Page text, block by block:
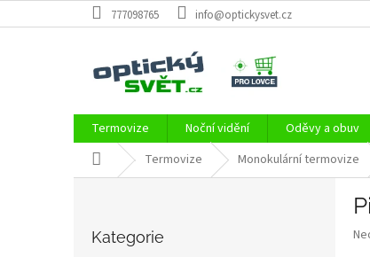
na
777098765 info@optickysvet.cz
Termovize Noční vidění Oděvy a obuv
Domů Termovize Monokulární termovize
kategorie
Kategorie